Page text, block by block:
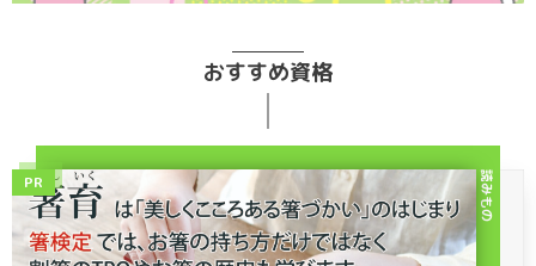
おすすめ資格
読みもの
PR